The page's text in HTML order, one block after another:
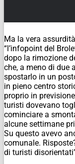
Ma la vera
“l’infopoint del
dopo la rimozione
che, a meno di due
spostarlo in un
in pieno centro
proprio in
turisti dovevano
cominciare a
alcune settimane
Su questo avevo
comunale.
di turisti